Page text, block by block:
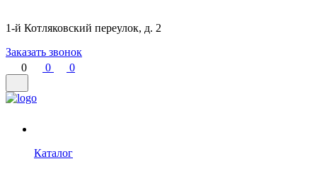
1-й Котляковский переулок, д. 2
Заказать звонок
0
0 0
Каталог